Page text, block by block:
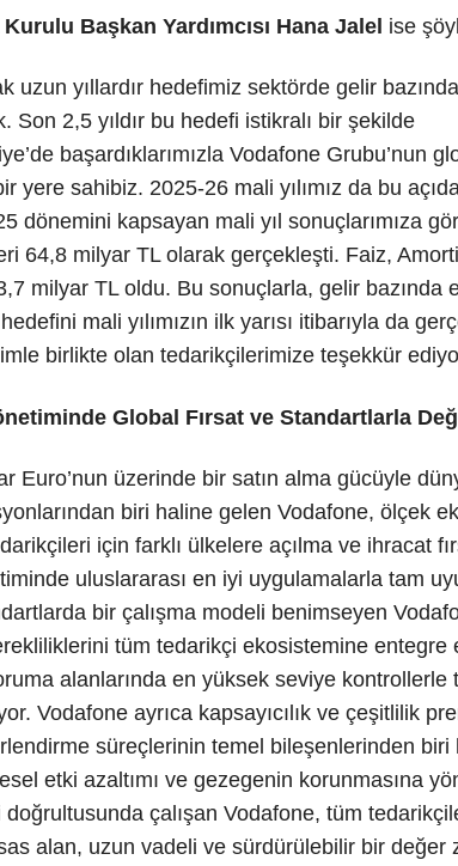
Başkan Yardımcısı Hana Jalel ise
uzun yıllardır hedefimiz sektörde gelir bazında
Son 2,5 yıldır bu hedefi istikralı bir şekilde
başardıklarımızla Vodafone Grubu’nun
yere sahibiz. 2025-26 mali yılımız da bu
dönemini kapsayan mali yıl sonuçlarımıza
64,8 milyar TL olarak gerçekleşti. Faiz,
milyar TL oldu. Bu sonuçlarla, gelir bazında
mali yılımızın ilk yarısı itibarıyla da
birlikte olan tedarikçilerimize teşekkür
Global Fırsat ve Standartlarla
Euro’nun üzerinde bir satın alma gücüyle
biri haline gelen Vodafone, ölçek
için farklı ülkelere açılma ve ihracat
uluslararası en iyi uygulamalarla tam
bir çalışma modeli benimseyen
tüm tedarikçi ekosistemine entegre
alanlarında en yüksek seviye kontrollerle
Vodafone ayrıca kapsayıcılık ve çeşitlilik
süreçlerinin temel bileşenlerinden biri
etki azaltımı ve gezegenin korunmasına
çalışan Vodafone, tüm
alan, uzun vadeli ve sürdürülebilir bir değer